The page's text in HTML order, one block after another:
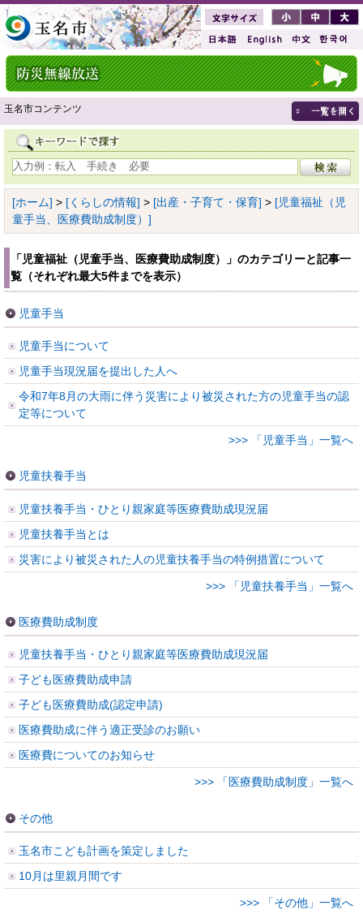
玉名市コンテンツ
[ホーム] > [くらしの情報] > [出産・子育て・保育] > [児童福祉（児
童手当、医療費助成制度）]
「児童福祉（児童手当、医療費助成制度）」のカテゴリーと記事一
覧（それぞれ最大5件までを表示）
児童手当
児童手当について
児童手当現況届を提出した人へ
令和7年8月の大雨に伴う災害により被災された方の児童手当の認
定等について
>>> 「児童手当」一覧へ
児童扶養手当
児童扶養手当・ひとり親家庭等医療費助成現況届
児童扶養手当とは
災害により被災された人の児童扶養手当の特例措置について
>>> 「児童扶養手当」一覧へ
医療費助成制度
児童扶養手当・ひとり親家庭等医療費助成現況届
子ども医療費助成申請
子ども医療費助成(認定申請)
医療費助成に伴う適正受診のお願い
医療費についてのお知らせ
>>> 「医療費助成制度」一覧へ
その他
玉名市こども計画を策定しました
10月は里親月間です
>>> 「その他」一覧へ